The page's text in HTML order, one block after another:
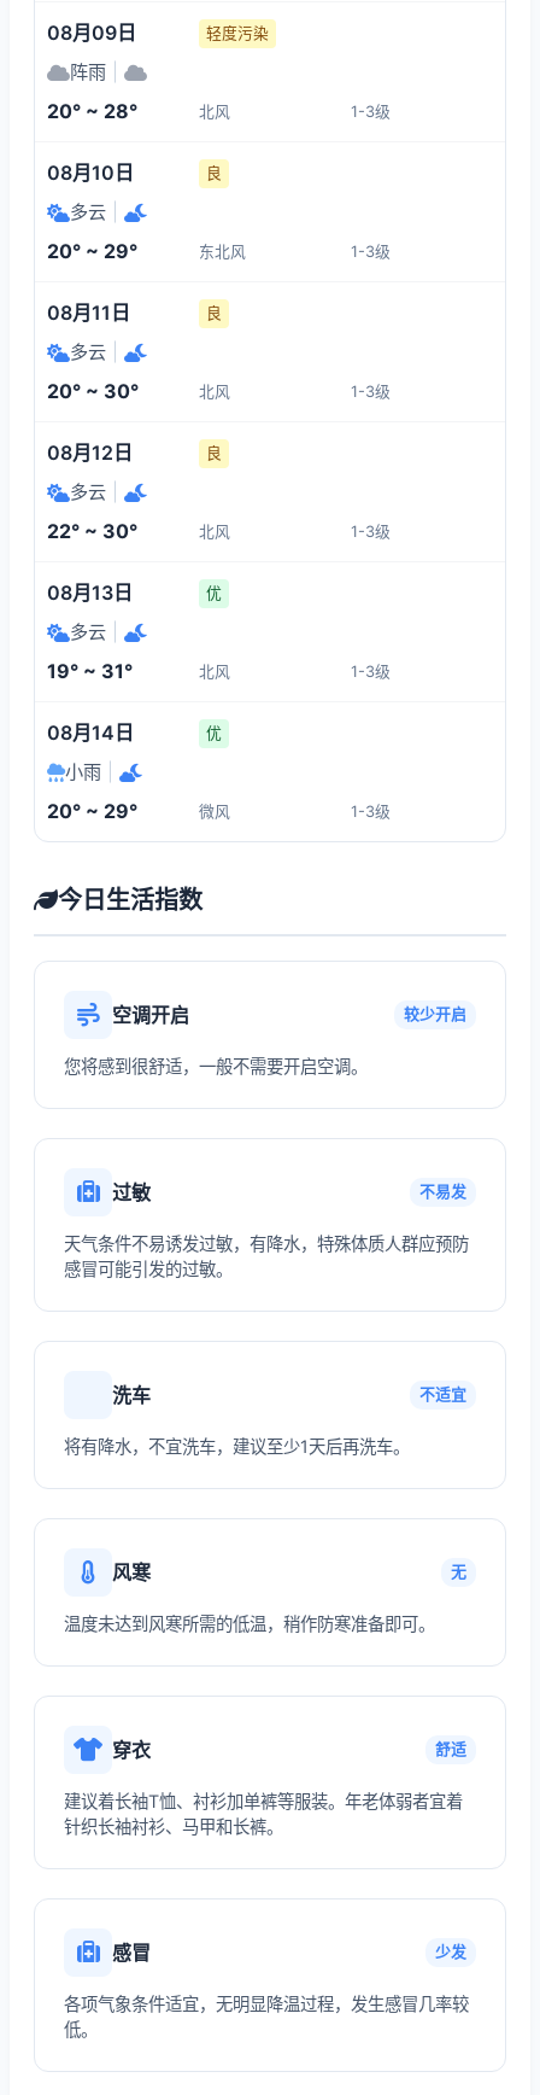
26°
1-3 1-3
17:00
26°
18:00
1-3
08月09日 轻度污染
阵雨
20° ~ 28° 北风 1-3级
08月10日 良
多云
20° ~ 29° 东北风 1-3级
08月11日 良
多云
20° ~ 30° 北风 1-3级
08月12日 良
多云
22° ~ 30° 北风 1-3级
08月13日 优
多云
19° ~ 31° 北风 1-3级
08月14日 优
小雨
20° ~ 29° 微风 1-3级
今日生活指数
空调开启 较少开启
您将感到很舒适，一般不需要开启空调。
过敏 不易发
天气条件不易诱发过敏，有降水，特殊体质人群应预防
感冒可能引发的过敏。
洗车 不适宜
将有降水，不宜洗车，建议至少1天后再洗车。
风寒 无
温度未达到风寒所需的低温，稍作防寒准备即可。
穿衣 舒适
建议着长袖T恤、衬衫加单裤等服装。年老体弱者宜着
针织长袖衬衫、马甲和长裤。
感冒 少发
各项气象条件适宜，无明显降温过程，发生感冒几率较
低。